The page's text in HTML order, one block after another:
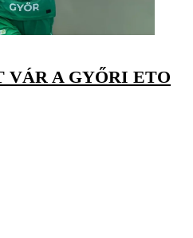
VÁR A GYŐRI ETO